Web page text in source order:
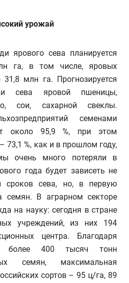
урожай
ярового сева планируется
га, в том числе, яровых
млн га. Прогнозируется
сева яровой пшеницы,
сои, сахарной свеклы.
семенами
около 95,9 %, при этом
73,1 %, как и в прошлом году,
очень много потеряли в
года будет зависеть не
сроков сева, но, в первую
семян. В аграрном секторе
на науку: сегодня в стране
учреждений, из них 194
центра. Благодаря
400 тысяч тонн
семян, максимальная
сортов – 95 ц/га, 89